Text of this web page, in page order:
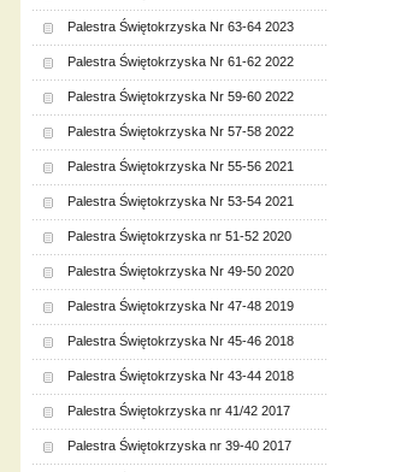
Palestra Świętokrzyska Nr 63-64 2023
Palestra Świętokrzyska Nr 61-62 2022
Palestra Świętokrzyska Nr 59-60 2022
Palestra Świętokrzyska Nr 57-58 2022
Palestra Świętokrzyska Nr 55-56 2021
Palestra Świętokrzyska Nr 53-54 2021
Palestra Świętokrzyska nr 51-52 2020
Palestra Świętokrzyska Nr 49-50 2020
Palestra Świętokrzyska Nr 47-48 2019
Palestra Świętokrzyska Nr 45-46 2018
Palestra Świętokrzyska Nr 43-44 2018
Palestra Świętokrzyska nr 41/42 2017
Palestra Świętokrzyska nr 39-40 2017